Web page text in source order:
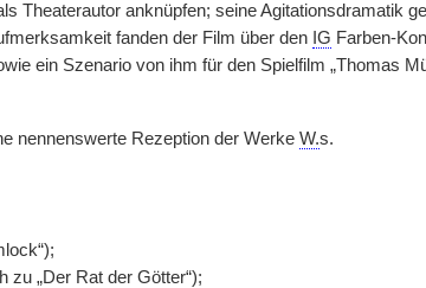
Theaterautor anknüpfen; seine Agitationsdramatik
fanden der Film über den IG Farben-
ein Szenario von ihm für den Spielfilm „Thomas
nennenswerte Rezeption der Werke W.s.
zu „Der Rat der Götter“);